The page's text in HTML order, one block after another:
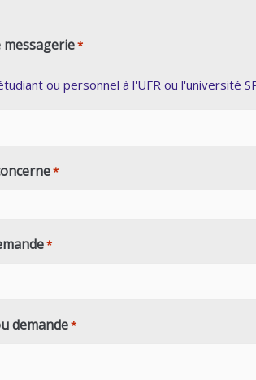
messagerie*
ou personnel à l'UFR ou l'université
*
*
demande*